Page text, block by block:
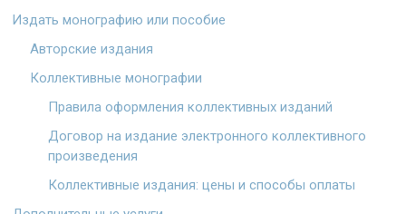
Издать монографию или пособие
Авторские издания
Коллективные монографии
Правила оформления коллективных изданий
Договор на издание электронного коллективного
произведения
Коллективные издания: цены и способы оплаты